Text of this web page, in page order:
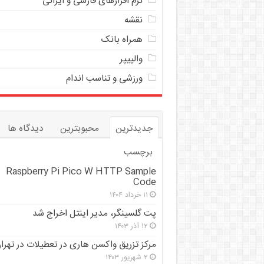
نقشه
همراه بانک
والپیپر
ورزشی و تناسب اندام
جدیدترین محبوبترین
دیدگاه ها
برچسب
Raspberry Pi Pico W HTTP Sample
Code
۱۱ خرداد ۱۴۰۴
پت گلسینگر، مدیر اینتل اخراج شد
۱۲ آذر ۱۴۰۳
مرکز تزریق واکسن هاری در تعطیلات در
۲ شهریور ۱۴۰۳